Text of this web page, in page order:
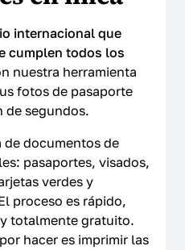
internacional que
cumplen todos los
nuestra herramienta
fotos de pasaporte
de segundos.
de documentos de
pasaportes, visados,
verdes y
proceso es rápido,
totalmente gratuito.
hacer es imprimir las